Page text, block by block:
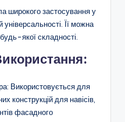
широкого застосування у
універсальності. Її можна
якої складності.
Використовується для
конструкцій для навісів,
фасадного